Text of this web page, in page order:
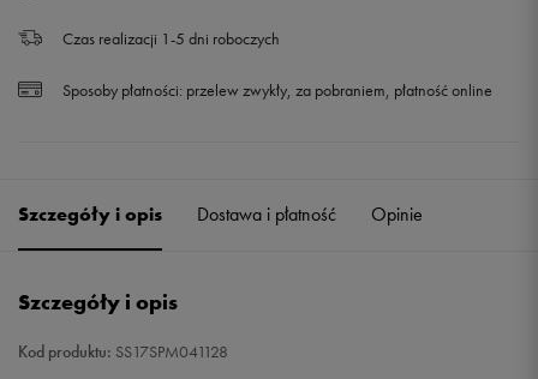
Czas realizacji 1-5 dni roboczych
Sposoby płatności: przelew zwykły, za pobraniem, płatność online
Szczegóły i opis Dostawa i płatność Opinie
Szczegóły i opis
Kod produktu: SS17SPM041128